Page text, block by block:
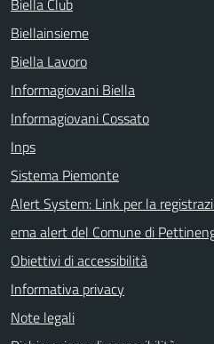
Biella Club
Biellainsieme
Biella Lavoro
Informagiovani Biella
Informagiovani Cossato
Inps
Sistema Piemonte
Alert System: Link per la
ema alert del Comune di
Obiettivi di accessibilità
Informativa privacy
Note legali